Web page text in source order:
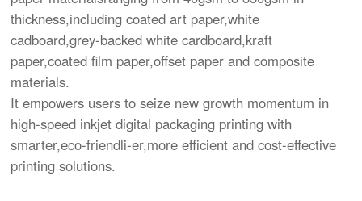
thickness,including coated art paper,white
cadboard,grey-backed white cardboard,kraft
paper,coated film paper,offset paper and composite
materials.
It empowers users to seize new growth momentum in
high-speed inkjet digital packaging printing with
smarter,eco-friendli-er,more efficient and cost-effective
printing solutions.